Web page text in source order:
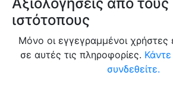
ιστότοπους
Μόνο οι εγγεγραμμένοι
σε αυτές τις πληροφορίες.
συνδεθείτε.